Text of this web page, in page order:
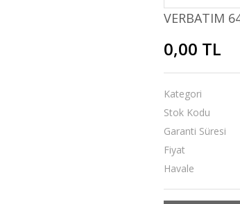
VERBATIM
0,00 TL
Kategori
Stok Kodu
Garanti Süresi
Fiyat
Havale